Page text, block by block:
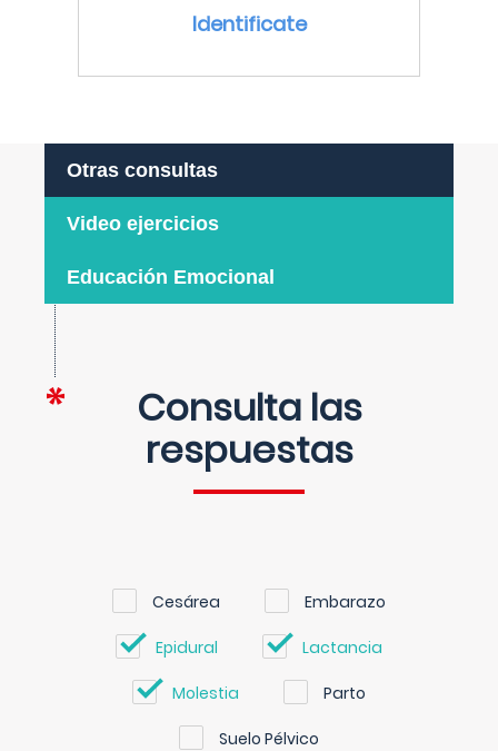
Identificate
Otras consultas
Video ejercicios
Educación Emocional
Consulta las
respuestas
Cesárea Embarazo
Epidural Lactancia
Molestia Parto
Suelo Pélvico